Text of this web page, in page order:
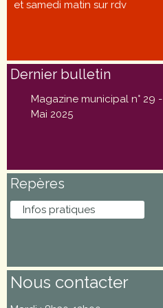
Réglementation
Démarches
Rhône
Médiathèque
et samedi matin sur rdv
Dernier bulletin
Magazine municipal n° 29 -
Mai 2025
Repères
Infos pratiques
Nous contacter